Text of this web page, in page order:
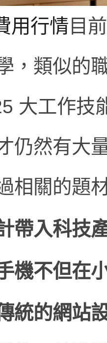
用行情 目
，類似的
大工作技
仍然有大
相關的題
帶入科技
機不但在
統的網站